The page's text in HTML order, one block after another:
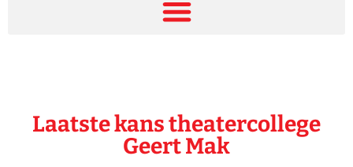
Laatste kans theatercollege
Geert Mak